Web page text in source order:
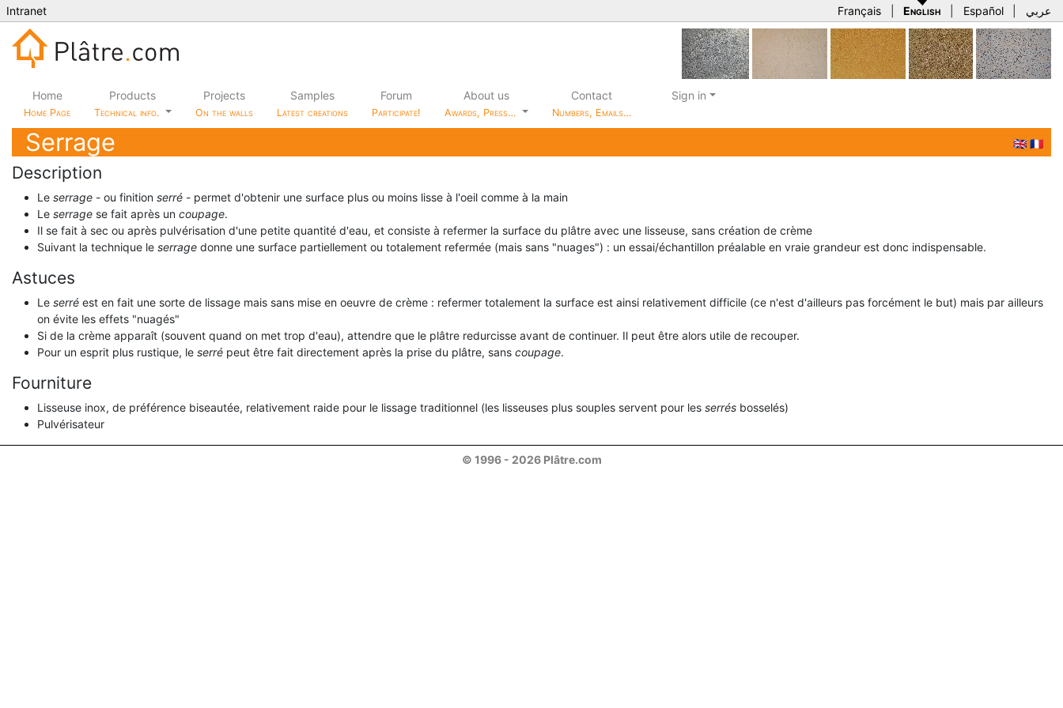
Intranet Français English Español عربي
Home
Home Page
Products
Technical info.
Projects
On the walls
Samples
Latest creations
Forum
Participate!
About us
Awards, Press…
Contact
Numbers, Emails…
Sign in
Serrage 🇬🇧 🇫🇷
Description
Le serrage - ou finition serré - permet d'obtenir une surface plus ou moins lisse à l'oeil comme à la main
Le serrage se fait après un coupage.
Il se fait à sec ou après pulvérisation d'une petite quantité d'eau, et consiste à refermer la surface du plâtre avec une lisseuse, sans création de crème
Suivant la technique le serrage donne une surface partiellement ou totalement refermée (mais sans "nuages") : un essai/échantillon préalable en vraie grandeur est donc indispensable.
Astuces
Le serré est en fait une sorte de lissage mais sans mise en oeuvre de crème : refermer totalement la surface est ainsi relativement difficile (ce n'est d'ailleurs pas forcément le but) mais par ailleurs
on évite les effets "nuagés"
Si de la crème apparaît (souvent quand on met trop d'eau), attendre que le plâtre redurcisse avant de continuer. Il peut être alors utile de recouper.
Pour un esprit plus rustique, le serré peut être fait directement après la prise du plâtre, sans coupage.
Fourniture
Lisseuse inox, de préférence biseautée, relativement raide pour le lissage traditionnel (les lisseuses plus souples servent pour les serrés bosselés)
Pulvérisateur
© 1996 - 2026 Plâtre.com